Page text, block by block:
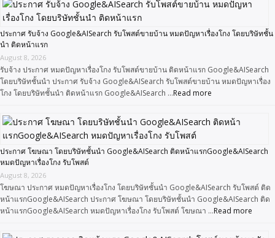
ประกาศ รับจ้าง Google&AISearch รับโพสต์ขายบ้าน หมดปัญหาเรื่องโกง โดยบริษัทชั้น
นำ ติดหน้าแรก
August 8, 2026
รับจ้าง ประกาศ หมดปัญหาเรื่องโกง รับโพสต์ขายบ้าน ติดหน้าแรก Google&AISearch
โดยบริษัทชั้นนำ ประกาศ รับจ้าง Google&AISearch รับโพสต์ขายบ้าน หมดปัญหาเรื่อง
โกง โดยบริษัทชั้นนำ ติดหน้าแรก Google&AISearch …Read more
ประกาศ โฆษณา โดยบริษัทชั้นนำ Google&AISearch ติดหน้าแรกGoogle&AISearch
หมดปัญหาเรื่องโกง รับโพสต์
August 8, 2026
โฆษณา ประกาศ หมดปัญหาเรื่องโกง โดยบริษัทชั้นนำ Google&AISearch รับโพสต์ ติด
หน้าแรกGoogle&AISearch ประกาศ โฆษณา โดยบริษัทชั้นนำ Google&AISearch ติด
หน้าแรกGoogle&AISearch หมดปัญหาเรื่องโกง รับโพสต์ โฆษณา …Read more